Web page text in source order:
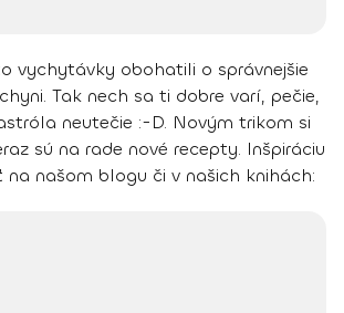
vychytávky obohatili o správnejšie
Tak nech sa ti dobre varí, pečie,
neutečie :-D. Novým trikom si
sú na rade nové recepty. Inšpiráciu
na našom blogu či v našich knihách: